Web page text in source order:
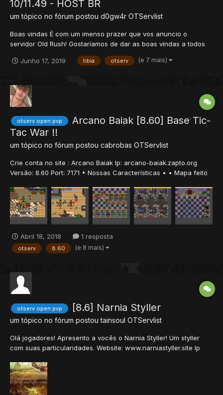
10/11.49 - HOST BR
um tópico no fórum postou d0gw4r OTServlist
Boas vindas É com um imenso prazer que vos anuncio o
servidor Old Rush! Gostaríamos de dar as boas vindas a todos
os jogadores que aqui chegarem! É com grande satisfação que
inauguramos o servidor Old Rush, no dia 13/06/2019, esperamos
Junho 17, 2019 tibia otserv (e 7 mais)
otserv open pvp
Arcano Baiak [8.60] Base Tic-
Tac War !!
um tópico no fórum postou cabrobas OTServlist
Crie conta no site : Arcano Baiak Ip: arcano-baiak.zapto.org
Versão: 8.60 Port: 7171 • Nossas Características • • Mapa feito
de 150 caves na área de hunts, 100 caves na área donate. •
Sistema de Bosses. • VIP...
Abril 18, 2018 1 resposta
otserv 8.60 (e 8 mais)
otserv open pvp [8.6] Narnia Styller
um tópico no fórum postoutainsoul OTServlist
Olá jogadores! Apresento a vocês o Narnia Styller! Um styller
com suas particularidades. Website: www.narniastyller.site Ip
facebook.com/narniastyller Protocolo: 8.6 Bolts: infinitas Potions:
cons...